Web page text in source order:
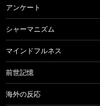
アンケート
シャーマニズム
マインドフルネス
前世記憶
海外の反応